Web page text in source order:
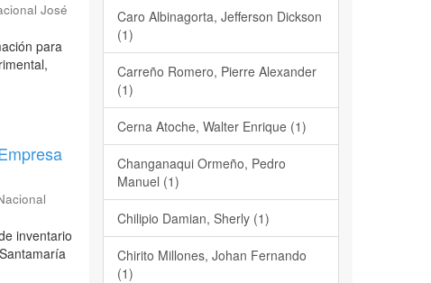
José
para
inventario
Caro Albinagorta, Jefferson Dickson
(1)
Carreño Romero, Pierre Alexander
(1)
Cerna Atoche, Walter Enrique (1)
Changanaqui Ormeño, Pedro
Manuel (1)
Chilipio Damian, Sherly (1)
Chirito Millones, Johan Fernando
(1)